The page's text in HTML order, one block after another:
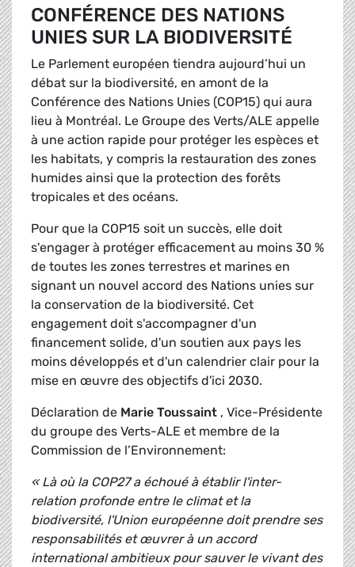
CONFÉRENCE DES NATIONS
UNIES SUR LA BIODIVERSITÉ
Le Parlement européen tiendra aujourd’hui un
débat sur la biodiversité, en amont de la
Conférence des Nations Unies (COP15) qui aura
lieu à Montréal. Le Groupe des Verts/ALE appelle
à une action rapide pour protéger les espèces et
les habitats, y compris la restauration des zones
humides ainsi que la protection des forêts
tropicales et des océans.
Pour que la COP15 soit un succès, elle doit
s'engager à protéger efficacement au moins 30 %
de toutes les zones terrestres et marines en
signant un nouvel accord des Nations unies sur
la conservation de la biodiversité. Cet
engagement doit s'accompagner d'un
financement solide, d'un soutien aux pays les
moins développés et d'un calendrier clair pour la
mise en œuvre des objectifs d'ici 2030.
Déclaration de Marie Toussaint , Vice-Présidente
du groupe des Verts-ALE et membre de la
Commission de l’Environnement:
« Là où la COP27 a échoué à établir l'inter-
relation profonde entre le climat et la
biodiversité, l'Union européenne doit prendre ses
responsabilités et œuvrer à un accord
international ambitieux pour sauver le vivant des